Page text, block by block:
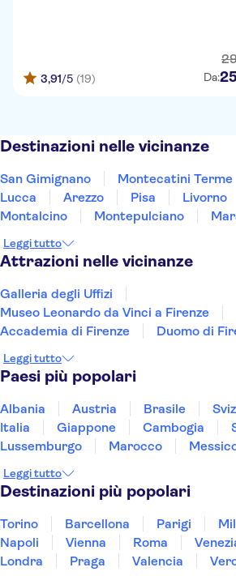
3,91/5 (19) Da:25
Destinazioni nelle vicinanze
San Gimignano Montecatini Terme
Lucca
Arezzo Pisa Livorno
Montalcino
Montepulciano
Leggi tutto
Attrazioni nelle vicinanze
Galleria degli Uffizi
Museo Leonardo da Vinci a Firenze
Accademia di Firenze
Duomo di
Museo Nazionale del Bargello
Basilica di Santa Croce
Musei Reali di Torino
Mole Antonelliana - Museo del Cinema
Reggia di Venaria Reale
Torre di
Leggi tutto
Paesi più popolari
Albania Austria Brasile
Italia
Giappone Cambogia
Lussemburgo
Marocco
Tunisia
Turchia Vietnam
Leggi tutto
Destinazioni più popolari
Torino Barcellona Parigi
Napoli
Vienna Roma
Londra
Praga Valencia